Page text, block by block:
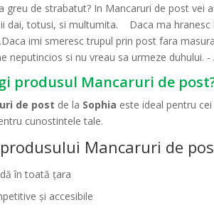
greu de strabatut? In Mancaruri de post
dai, totusi, si multumita. Daca ma hranesc
imi smeresc trupul prin post fara
neputincios si nu vreau sa urmeze duhului.
produsul Mancaruri de
de post de la Sophia este ideal pentru
cunostintele tale.
Mancaruri de
în toată țara
și accesibile